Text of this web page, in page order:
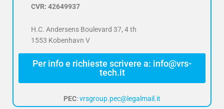
CVR: 42649937
H.C. Andersens Boulevard 37, 4 th
1553 Kobenhavn V
Per info e richieste scrivere a: info@vrs-
tech.it
PEC:vrsgroup.pec@legalmail.it